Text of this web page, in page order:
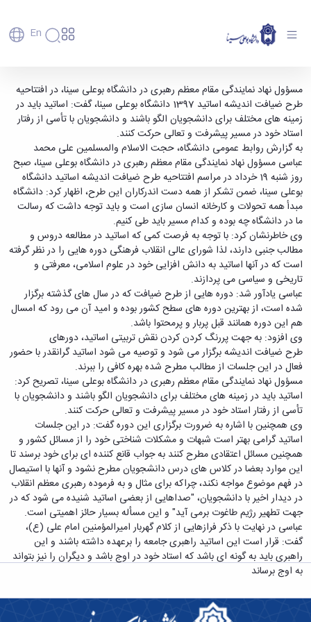
En
دانشگاه
تاریخچه
و
معرفی
برنامه
راهبردی
دانشگاه
نقشه
دانشگاه
ساختار
سازمانی
سازمان
دانشگاه
حوزه
ریاست
معاونت
توسعه
مدیریت
و
پشتیبانی
معاونت
آموزشی
و
تحصیلات
تکمیلی
معاونت
دانشجویی
معاونت
پژوهش
و
فناوری
معاونت
فرهنگی
و
اجتماعی
آموزش
پذیرش
کارشناسی
تحصیلات
تکمیلی
پسا
دکترا
استعدادهای
درخشان
دانشجویان
غیرایرانی
مهمانی
و
انتقال
حمایت‌های
تحصیلی
تحصیل
در
دانشگاه
D8
رشته‌های
تحصیلی
کارشناسی
تحصیلات
تکمیلی
آموزش‌های
آزاد
برنامه‌های
آموزشی
آموزش
زبان
فارسی
به
غیرفارسی‌زبانان
آموزش‌های
و
الکترونیکی
پژوهش
فناوری و
کارآفرینی
دفتر
ارتباط
با
صنعت
پردیس
علم
و
فناوری
مراکز
تحقیقات
و فناوری
پژوهشکده
شیمی
گیاهی
پژوهشکده
آب
مرکز
آپا
دانشگاه
بوعلی
سینا
آزمایشگاه
های
تحقیقاتی
آزمایشگاه
مرکزی
آزمایشگاه
تنش
پسماند
آزمایشگاه
مقاومت
مصالح
آزمایشگاه
دانشکده‌ها
پردیس
اصلی
مهندسی
کشاورزی
شیمی
و
علوم
نفت
علوم
انسانی
هنر
و
معماری
دامپزشکی
علوم
پایه
علوم
اقتصادی
و
اجتماعی
علوم
ورزشی
دانشکده
های
اقماری
فنی
و
مهندسی
کبودرآهنگ
فنی
و
منابع
تویسرکان
رفاهی
رفاهی
پرسنل
اداره
رفاه
کارکنان
مهمانسرای
دانشگاه
رفاهی
دانشجویان
مدیریت
امور
دانشجویان
مرکز
مشاوره
و
سبک
زندگی
مرکز
بهداشت
و
درمان
خوابگاه‌های
دانشجویی
سلف
سرویس
ورزش و
سرگرمی
اداره
تربیت
بدنی
و
فوق
برنامه
اعضای
هیأت
علمی
کارکنان
دانشجویان
فارغ
التحصیلان
برنامه
فعالیت‌های
دانشجویی
انجمن‌های
علمی
دانشجویی
تشکل‌های
اسلامی
دانشجویان
نشریات
دانشجویی
کانون‌های
فرهنگی
فعالیت‌های
داوطلبانه
سمن‌های
مرتبط
بنیاد
خیرین
حامی
دانشگاه
بوعلی
سینا
مؤسسه
های
پایگاه
خبری
بسنا
پیشخوان
احراز
هویت
ارتباط
با ما
روابط
الملل
(قدم
الآن)
Apply
Now
اساتید باید در زمینه های مختلف برای دانشجویان
الگو باشند - دانشگاه بوعلی سینا همدان
مسؤول نهاد نمایندگی مقام معظم رهبری در دانشگاه بوعلی سینا، در افتتاحیه
طرح ضیافت اندیشه اساتید 1397 دانشگاه بوعلی سینا، گفت: اساتید باید در
زمینه های مختلف برای دانشجویان الگو باشند و دانشجویان با تأسی از رفتار
استاد خود در مسیر پیشرفت و تعالی حرکت کنند.
به گزارش روابط عمومی دانشگاه، حجت الاسلام والمسلمین علی محمد
عباسی مسؤول نهاد نمایندگی مقام معظم رهبری در دانشگاه بوعلی سینا، صبح
روز شنبه 19 خرداد در مراسم افتتاحیه طرح ضیافت اندیشه اساتید دانشگاه
بوعلی سینا، ضمن تشکر از همه دست اندرکاران این طرح، اظهار کرد: دانشگاه
مبدأ همه تحولات و کارخانه انسان سازی است و باید توجه داشت که رسالت
ما در دانشگاه چه بوده و کدام مسیر باید طی کنیم.
وی خاطرنشان کرد: با توجه به فرصت کمی که اساتید در مطالعه دروس و
مطالب جنبی دارند، لذا شورای عالی انقلاب فرهنگی دوره هایی را در نظر گرفته
است که در آنها اساتید به دانش افزایی خود در علوم اسلامی، معرفتی و
تاریخی و سیاسی می پردازند.
عباسی یادآور شد: دوره هایی از طرح ضیافت که در سال های گذشته برگزار
شده است، از بهترین دوره های سطح کشور بوده و امید آن می رود که امسال
هم این دوره همانند قبل پربار و پرمحتوا باشد.
وی افزود: به جهت پررنگ کردن کردن نقش تربیتی اساتید، دورهای
طرح ضیافت اندیشه برگزار می شود و توصیه می شود اساتید گرانقدر با حضور
فعال در این جلسات از مطالب مطرح شده بهره کافی را ببرند.
مسؤول نهاد نمایندگی مقام معظم رهبری در دانشگاه بوعلی سینا، تصریح کرد:
اساتید باید در زمینه های مختلف برای دانشجویان الگو باشند و دانشجویان با
تأسی از رفتار استاد خود در مسیر پیشرفت و تعالی حرکت کنند.
وی همچنین با اشاره به ضرورت برگزاری این دوره گفت: در این جلسات
اساتید گرامی بهتر است شبهات و مشکلات شناختی خود را از مسائل کشور و
همچنین مسائل اعتقادی مطرح کنند به جواب قانع کننده ای برای خود برسند تا
این موارد بعضا در کلاس های درس دانشجویان مطرح نشود و آنها با استیصال
در فهم موضوع مواجه نکند، چراکه برای مثال و به فرموده رهبری معظم انقلاب
در دیدار اخیر با دانشجویان، "صداهایی از بعضی اساتید شنیده می شود که در
جهت تطهیر رژیم طاغوت برمی آید" و این مسأله بسیار حائز اهمیتی است.
عباسی در نهایت با ذکر فرازهایی از کلام گهربار امیرالمؤمنین امام علی (ع)،
گفت: قرار است این اساتید راهبری جامعه را برعهده داشته باشند و این
راهبری باید به گونه ای باشد که استاد خود در اوج باشد و دیگران را نیز بتواند
به اوج برساند